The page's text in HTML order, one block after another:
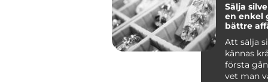
Sälja
en enkel
bättre
Att sälja
kännas
första
vet man